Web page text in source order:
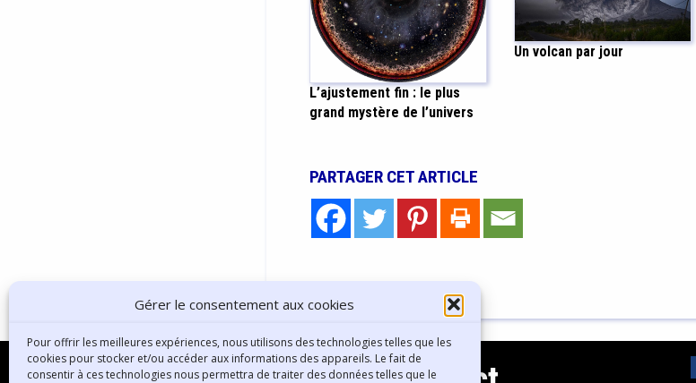
Gérer le consentement aux cookies
Pour offrir les meilleures expériences, nous utilisons des technologies telles que les
cookies pour stocker et/ou accéder aux informations des appareils. Le fait de
consentir à ces technologies nous permettra de traiter des données telles que le
L’ajustement fin : le plus
grand mystère de l’univers
Un volcan par jour
PARTAGER CET ARTICLE